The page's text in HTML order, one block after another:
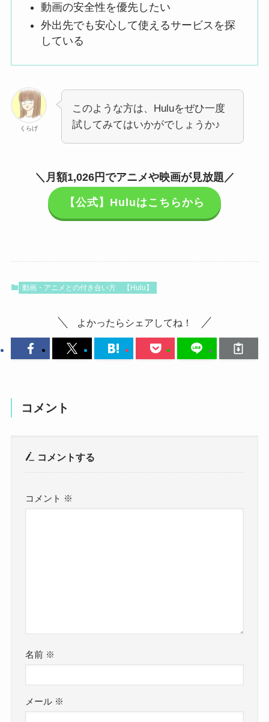
動画の安全性を優先したい
外出先でも安心して使えるサービスを探
している
くらげ
このような方は、Huluをぜひ一度
試してみてはいかがでしょうか♪
＼月額1,026円でアニメや映画が見放題／
【公式】Huluはこちらから
動画・アニメとの付き合い方 【Hulu】
よかったらシェアしてね！
コメント
コメントする
コメント ※
名前 ※
メール ※